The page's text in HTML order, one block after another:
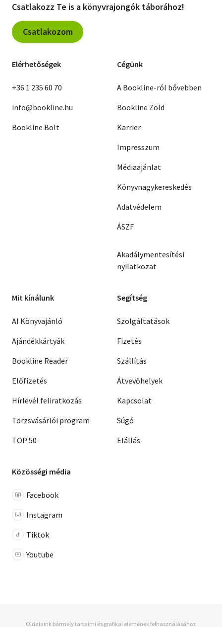
Csatlakozz Te is a könyvrajongók táborához!
Csatlakozom
Elérhetőségek
+36 1 235 60 70
info@bookline.hu
Bookline Bolt
Cégünk
A Bookline-ról bővebben
Bookline Zöld
Karrier
Impresszum
Médiaajánlat
Könyvnagykereskedés
Adatvédelem
ÁSZF
Akadálymentesítési
nyilatkozat
Mit kínálunk
AI Könyvajánló
Ajándékkártyák
Bookline Reader
Előfizetés
Hírlevél feliratkozás
Törzsvásárlói program
TOP 50
Segítség
Szolgáltatások
Fizetés
Szállítás
Átvevőhelyek
Kapcsolat
Súgó
Elállás
Közösségi média
Facebook
Instagram
Tiktok
Youtube
Oldalaink bármely tartalmi és grafikai elemének felhasználásához